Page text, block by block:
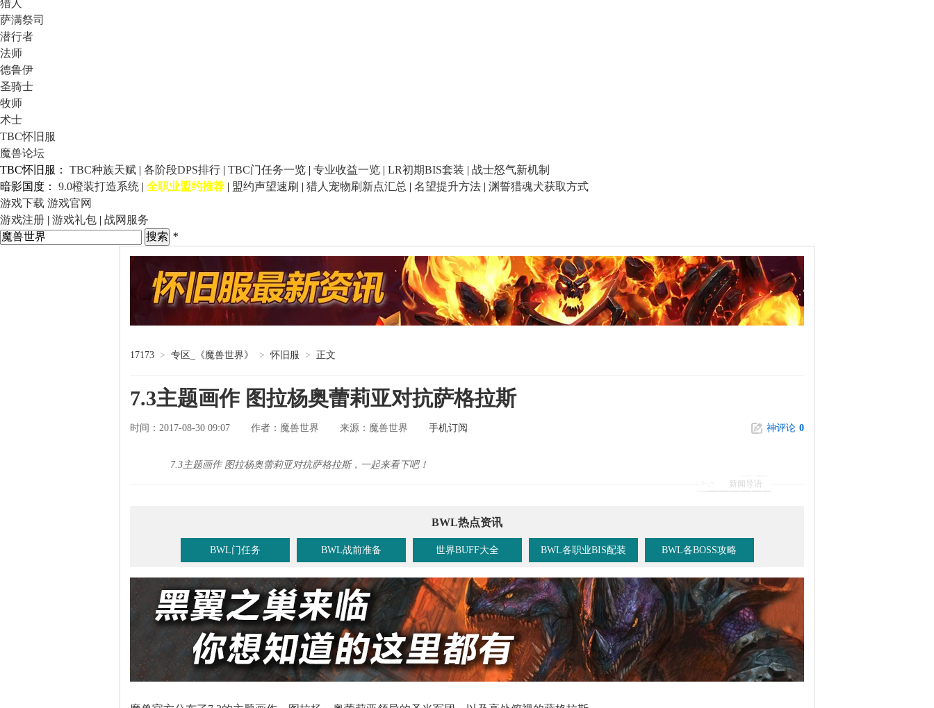
猎人
萨满祭司
潜行者
法师
德鲁伊
圣骑士
牧师
术士
TBC怀旧服
魔兽论坛
TBC怀旧服：
TBC种族天赋 | 各阶段DPS排行 | TBC门任务一览 | 专业收益一览 | LR初期BIS套装 | 战士怒气新机制
暗影国度：
9.0橙装打造系统 | 全职业盟约推荐 | 盟约声望速刷 | 猎人宠物刷新点汇总 | 名望提升方法 | 渊誓猎魂犬获取方式
游戏下载 游戏官网
游戏注册 | 游戏礼包 | 战网服务
*
17173 > 专区_《魔兽世界》 > 怀旧服 > 正文
7.3主题画作 图拉杨奥蕾莉亚对抗萨格拉斯
时间：2017-08-30 09:07 作者： 魔兽世界 来源： 魔兽世界 手机订阅 神评论 0
新闻导语
7.3主题画作 图拉杨奥蕾莉亚对抗萨格拉斯，一起来看下吧！
BWL热点资讯
BWL门任务 BWL战前准备 世界BUFF大全 BWL各职业BIS配装 BWL各BOSS攻略